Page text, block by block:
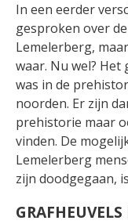
In een eerder
gesproken over
Lemelerberg,
waar. Nu wel? Het
was in de
noorden. Er zijn
prehistorie maar
vinden. De
Lemelerberg
zijn doodgegaan,